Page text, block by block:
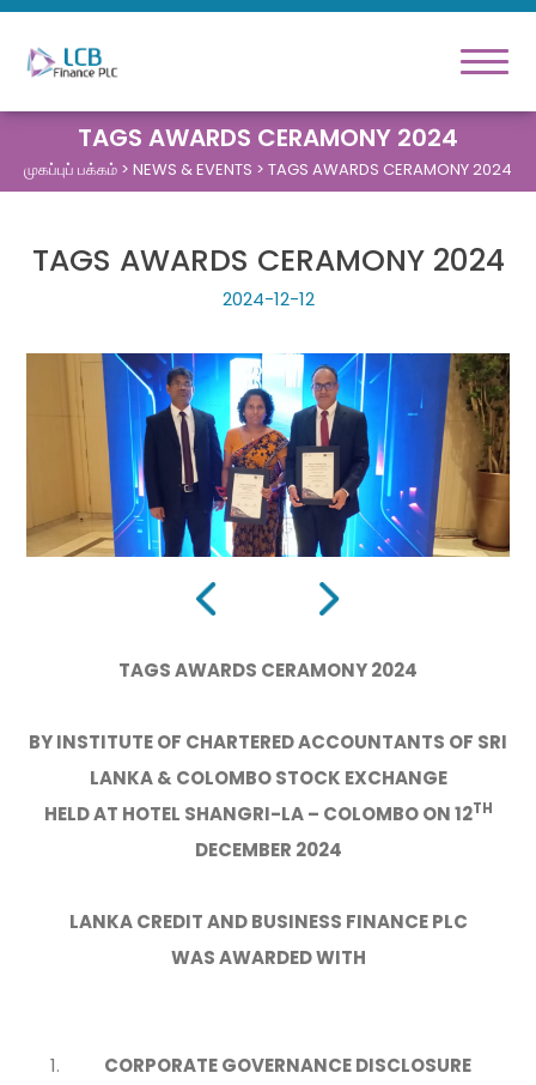
TAGS AWARDS CERAMONY 2024
முகப்புப் பக்கம் > NEWS & EVENTS > TAGS AWARDS CERAMONY 2024
TAGS AWARDS CERAMONY 2024
2024-12-12
TAGS AWARDS CERAMONY 2024
BY INSTITUTE OF CHARTERED ACCOUNTANTS OF SRI
LANKA & COLOMBO STOCK EXCHANGE
HELD AT HOTEL SHANGRI-LA – COLOMBO ON 12TH
DECEMBER 2024
LANKA CREDIT AND BUSINESS FINANCE PLC
WAS AWARDED WITH
CORPORATE GOVERNANCE DISCLOSURE